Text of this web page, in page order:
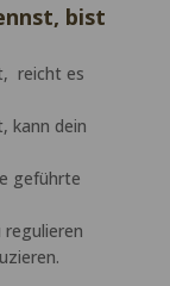
bist
reicht es
kann dein
geführte